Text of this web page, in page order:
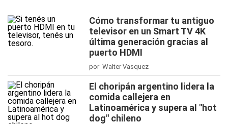
Cómo transformar tu antiguo
televisor en un Smart TV 4K
última generación gracias al
puerto HDMI
por Walter Vasquez
El choripán argentino lidera la
comida callejera en
Latinoamérica y supera al "hot
dog" chileno